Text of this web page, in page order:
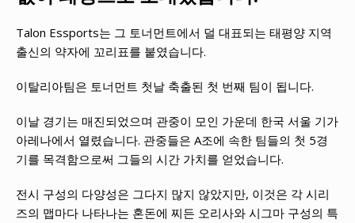
Talon Essports는 그 토너먼트에서 덜 대표되는 태평양 지역
출신의 약자에 꼬리표를 붙였습니다.
이탈리아팀은 토너먼트 첫날 축출된 첫 번째 팀이 됩니다.
이날 경기는 매진되었으며 관중이 모인 가운데 한국 서울 기가
아레나에서 열렸습니다. 관중들은 A조에 속한 팀들의 첫 5경
기를 목격함으로써 그들의 시간 가치를 얻었습니다.
전시 구성의 다양성은 그다지 많지 않았지만, 이것은 각 시리
즈의 맵마다 나타나는 혼돈에 찌든 오리사와 시그마 구성의 특